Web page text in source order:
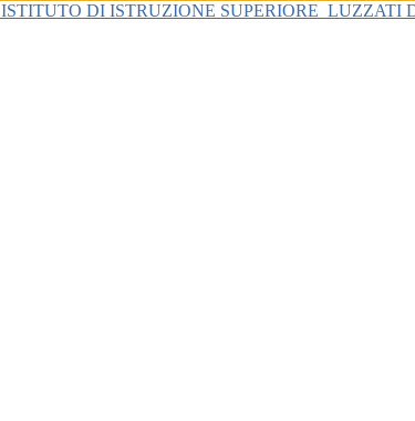
ISTITUTO DI ISTRUZIONE SUPERIORE LUZZATI